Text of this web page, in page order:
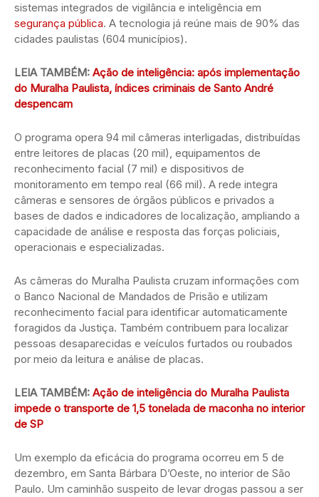
sistemas integrados de vigilância e inteligência em
segurança pública. A tecnologia já reúne mais de 90% das
cidades paulistas (604 municípios).
LEIA TAMBÉM: Ação de inteligência: após implementação
do Muralha Paulista, índices criminais de Santo André
despencam
O programa opera 94 mil câmeras interligadas, distribuídas
entre leitores de placas (20 mil), equipamentos de
reconhecimento facial (7 mil) e dispositivos de
monitoramento em tempo real (66 mil). A rede integra
câmeras e sensores de órgãos públicos e privados a
bases de dados e indicadores de localização, ampliando a
capacidade de análise e resposta das forças policiais,
operacionais e especializadas.
As câmeras do Muralha Paulista cruzam informações com
o Banco Nacional de Mandados de Prisão e utilizam
reconhecimento facial para identificar automaticamente
foragidos da Justiça. Também contribuem para localizar
pessoas desaparecidas e veículos furtados ou roubados
por meio da leitura e análise de placas.
LEIA TAMBÉM: Ação de inteligência do Muralha Paulista
impede o transporte de 1,5 tonelada de maconha no interior
de SP
Um exemplo da eficácia do programa ocorreu em 5 de
dezembro, em Santa Bárbara D’Oeste, no interior de São
Paulo. Um caminhão suspeito de levar drogas passou a ser